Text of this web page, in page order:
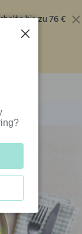
bis zu 76 €